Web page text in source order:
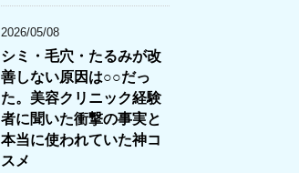
2026/05/08
シミ・毛穴・たるみが改
善しない原因は○○だっ
た。美容クリニック経験
者に聞いた衝撃の事実と
本当に使われていた神コ
スメ